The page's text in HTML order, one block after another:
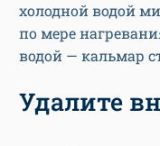
холодной водой
по мере
водой — кальмар
Удалите